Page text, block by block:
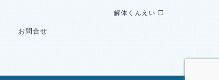
解体くんえい ❐
お問合せ